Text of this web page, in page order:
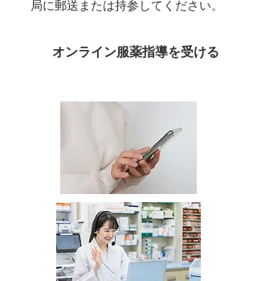
局に郵送または持参してください。
オンライン服薬指導を受ける